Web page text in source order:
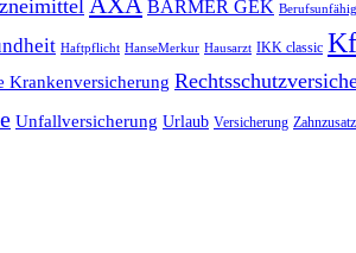
BARMER GEK
Haftpflicht HanseMerkur Hausarzt IKK classic
Krankenversicherung
Unfallversicherung Urlaub Versicherung